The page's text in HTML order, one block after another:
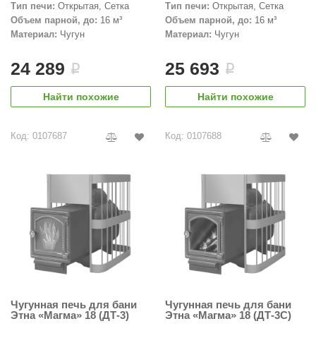
2000
KERN
Тип печи: Открытая, Сетка
Объем парной, до: 16 м³
Материал: Чугун
24 289 i
Найти похожие
Тип печи: Открытая, Сетка
Объем парной, до: 16 м³
Материал: Чугун
25 693 i
Найти похожие
Код: 0107687
Чугунная печь для бани
Этна «Магма» 18 (ДТ-3)
Код: 0107688
Чугунная печь для бани
Этна «Магма» 18 (ДТ-3С)